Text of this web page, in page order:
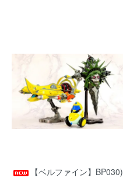
【ベルファイン】BP030)